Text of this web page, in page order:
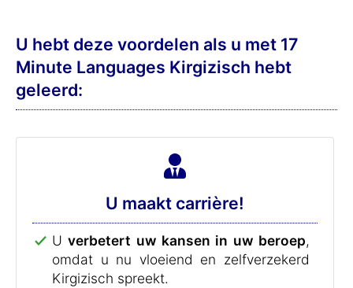
U hebt deze voordelen als u met 17
Minute Languages Kirgizisch hebt
geleerd:
U maakt carrière!
Uverbetert uw kansen in uw beroep,
omdat u nu vloeiend en zelfverzekerd
Kirgizisch spreekt.